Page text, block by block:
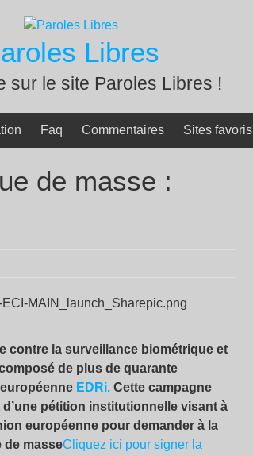
Libres
sur le site Paroles Libres !
Faq Commentaires Sites favoris
de masse :
contre la surveillance biométrique et
de plus de quarante
EDRi. Cette campagne
d’une pétition institutionnelle visant à
européenne pour demander à la
de masseCliquez ici pour signer la